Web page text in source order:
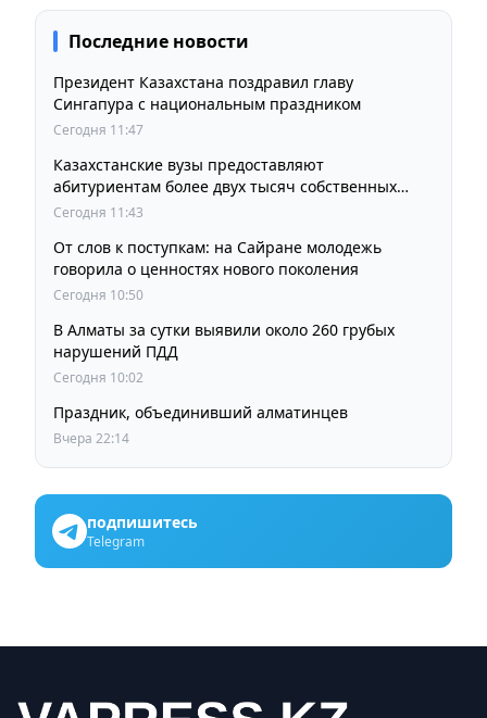
Последние новости
Президент Казахстана поздравил главу
Сингапура с национальным праздником
Сегодня 11:47
Казахстанские вузы предоставляют
абитуриентам более двух тысяч собственных
образовательных грантов
Сегодня 11:43
От слов к поступкам: на Сайране молодежь
говорила о ценностях нового поколения
Сегодня 10:50
В Алматы за сутки выявили около 260 грубых
нарушений ПДД
Сегодня 10:02
Праздник, объединивший алматинцев
Вчера 22:14
подпишитесь
Telegram